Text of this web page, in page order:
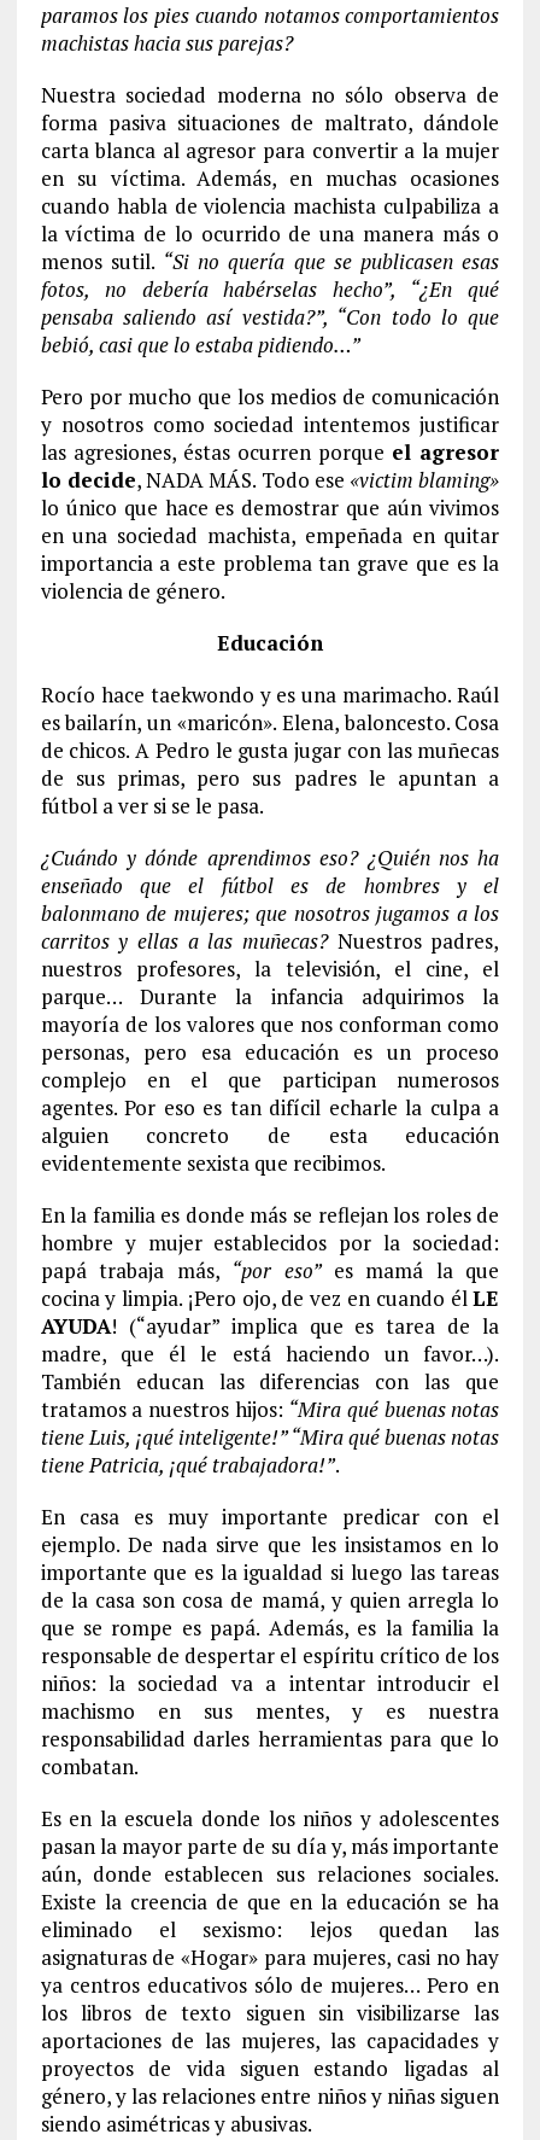
paramos los pies cuando notamos comportamientos
machistas hacia sus parejas?
Nuestra sociedad moderna no sólo observa de
forma pasiva situaciones de maltrato, dándole
carta blanca al agresor para convertir a la mujer
en su víctima. Además, en muchas ocasiones
cuando habla de violencia machista culpabiliza a
la víctima de lo ocurrido de una manera más o
menos sutil. “Si no quería que se publicasen esas
fotos, no debería habérselas hecho”, “¿En qué
pensaba saliendo así vestida?”, “Con todo lo que
bebió, casi que lo estaba pidiendo…”
Pero por mucho que los medios de comunicación
y nosotros como sociedad intentemos justificar
las agresiones, éstas ocurren porque el agresor
lo decide, NADA MÁS. Todo ese «victim blaming»
lo único que hace es demostrar que aún vivimos
en una sociedad machista, empeñada en quitar
importancia a este problema tan grave que es la
violencia de género.
Educación
Rocío hace taekwondo y es una marimacho. Raúl
es bailarín, un «maricón». Elena, baloncesto. Cosa
de chicos. A Pedro le gusta jugar con las muñecas
de sus primas, pero sus padres le apuntan a
fútbol a ver si se le pasa.
¿Cuándo y dónde aprendimos eso? ¿Quién nos ha
enseñado que el fútbol es de hombres y el
balonmano de mujeres; que nosotros jugamos a los
carritos y ellas a las muñecas?Nuestros padres,
nuestros profesores, la televisión, el cine, el
parque… Durante la infancia adquirimos la
mayoría de los valores que nos conforman como
personas, pero esa educación es un proceso
complejo en el que participan numerosos
agentes. Por eso es tan difícil echarle la culpa a
alguien concreto de esta educación
evidentemente sexista que recibimos.
En la familia es donde más se reflejan los roles de
hombre y mujer establecidos por la sociedad:
papá trabaja más, “por eso”es mamá la que
cocina y limpia. ¡Pero ojo, de vez en cuando élLE
AYUDA! (“ayudar” implica que es tarea de la
madre, que él le está haciendo un favor…).
También educan las diferencias con las que
tratamos a nuestros hijos: “Mira qué buenas notas
tiene Luis, ¡qué inteligente!” “Mira qué buenas notas
tiene Patricia, ¡qué trabajadora!”.
En casa es muy importante predicar con el
ejemplo. De nada sirve que les insistamos en lo
importante que es la igualdad si luego las tareas
de la casa son cosa de mamá, y quien arregla lo
que se rompe es papá. Además, es la familia la
responsable de despertar el espíritu crítico de los
niños: la sociedad va a intentar introducir el
machismo en sus mentes, y es nuestra
responsabilidad darles herramientas para que lo
combatan.
Es en la escuela donde los niños y adolescentes
pasan la mayor parte de su día y, más importante
aún, donde establecen sus relaciones sociales.
Existe la creencia de que en la educación se ha
eliminado el sexismo: lejos quedan las
asignaturas de «Hogar» para mujeres, casi no hay
ya centros educativos sólo de mujeres… Pero en
los libros de texto siguen sin visibilizarse las
aportaciones de las mujeres, las capacidades y
proyectos de vida siguen estando ligadas al
género, y las relaciones entre niños y niñas siguen
siendo asimétricas y abusivas.